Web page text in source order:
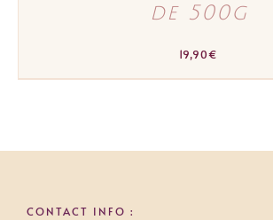
de 500g
19,90€
CONTACT INFO :